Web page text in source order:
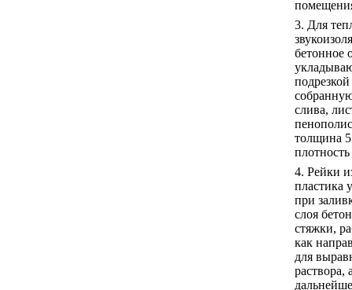
3. Для
бетонное
слива,
толщина
4. Рейки
пластика
при
слоя
стяжки,
как
для
раствора,